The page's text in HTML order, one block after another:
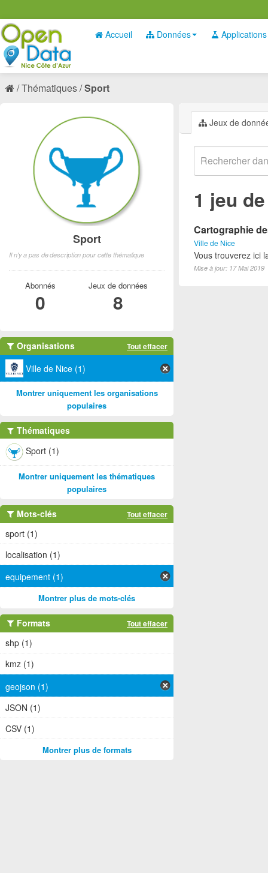
Accueil Données Applications
Thématiques Sport
Jeux de
1 jeu
Cartographie
Ville de Nice
Vous trouverez ici
Mise à jour: 17 Mai 2019
Sport
Il n'y a pas de description pour cette thématique
Abonnés
0
Jeux de données
8
Organisations Tout effacer
Ville de Nice (1)
Montrer uniquement les organisations
populaires
Thématiques
Sport (1)
Montrer uniquement les thématiques
populaires
Mots-clés Tout effacer
sport (1)
localisation (1)
equipement (1)
Montrer plus de mots-clés
Formats Tout effacer
shp (1)
kmz (1)
geojson (1)
JSON (1)
CSV (1)
Montrer plus de formats